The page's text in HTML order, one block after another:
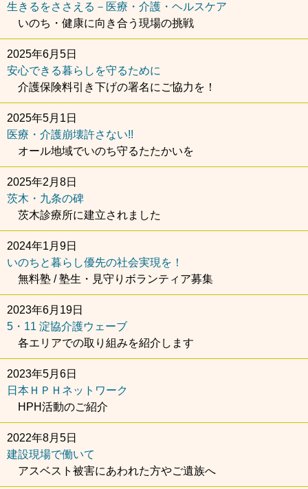
生きるをささえる－医療・介護・ヘルスケア
いのち・健康に向き合う現場の挑戦
2025年6月5日
安心できる暮らしを守るために
介護保険料引き下げの署名にご協力を！
2025年5月1日
医療・介護崩壊許さない!!
オール地域でいのち守るたたかいを
2025年2月8日
茨木・九条の碑
茨木診療所に建立されました
2024年1月9日
いのちと暮らし優先の社会実現を！
無料塾 / 塾生・見守りボランティア募集
2023年6月19日
5・11 淀協介護ウェーブ
各エリアでの取り組みを紹介します
2023年5月6日
日本ＨＰＨネットワーク
HPH活動のご紹介
2022年8月5日
建設現場で働いて
アスベスト被害にあわれた方やご遺族へ